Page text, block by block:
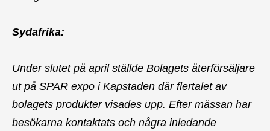
Sydafrika:
Under slutet på april ställde Bolagets återförsäljare
ut på SPAR expo i Kapstaden där flertalet av
bolagets produkter visades upp. Efter mässan har
besökarna kontaktats och några inledande